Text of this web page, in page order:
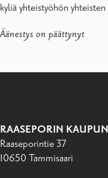
kyliä yhteistyöhön
Äänestys on päättynyt
RAASEPORIN
Raaseporintie 37
10650 Tammisaari